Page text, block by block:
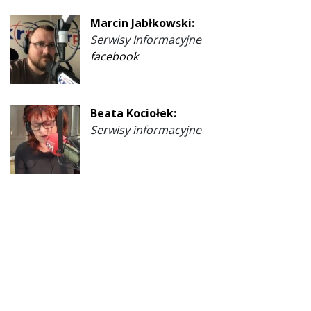
Marcin Jabłkowski:
Serwisy Informacyjne
facebook
Beata Kociołek:
Serwisy informacyjne